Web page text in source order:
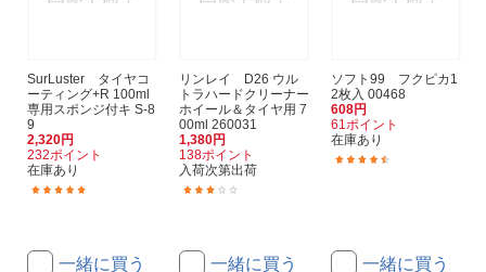
SurLuster タイヤコ
ーティング+R 100ml
専用スポンジ付キ S-8
9
2,320円
232ポイント
在庫あり
一緒に買う
リンレイ D26 ウル
トラハードクリーナー
ホイール＆タイヤ用 7
00ml 260031
1,380円
138ポイント
入荷次第出荷
一緒に買う
ソフト99 フクピカ1
2枚入 00468
608円
61ポイント
在庫あり
一緒に買う